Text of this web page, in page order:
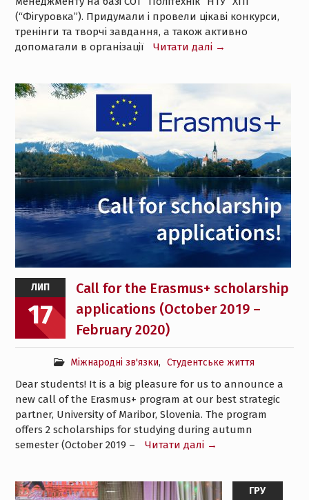
(“Фігуровка”). Придумали і провели цікаві конкурси,
тренінги та творчі завдання, а також активно
допомагали в організації
Читати далі →
ЛИП
17
Call for the Erasmus+ scholarship
applications (October 2019 –
February 2020)
Міжнародні зв'язки, Студентське життя
Dear students! It is a big pleasure for us to announce a
new call of the Erasmus+ program at our best strategic
partner, University of Maribor, Slovenia. The program
offers 2 scholarships for studying during autumn
semester (October 2019 –
Читати далі →
ГРУ